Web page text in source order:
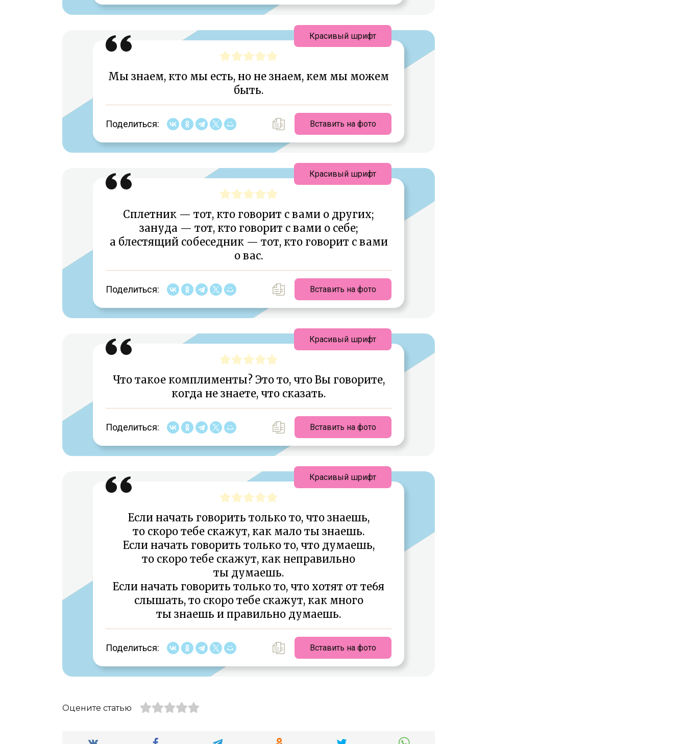
Мы знаем, кто мы есть, но не знаем, кем мы можем
быть.
Поделиться: Вставить на фото
Красивый шрифт
Сплетник — тот, кто говорит с вами о других;
зануда — тот, кто говорит с вами о себе;
а блестящий собеседник — тот, кто говорит с вами
о вас.
Поделиться: Вставить на фото
Красивый шрифт
Что такое комплименты? Это то, что Вы говорите,
когда не знаете, что сказать.
Поделиться: Вставить на фото
Красивый шрифт
Если начать говорить только то, что знаешь,
то скоро тебе скажут, как мало ты знаешь.
Если начать говорить только то, что думаешь,
то скоро тебе скажут, как неправильно
ты думаешь.
Если начать говорить только то, что хотят от те6я
слышать, то скоро тебе скажут, как много
ты знаешь и правильно думаешь.
Поделиться: Вставить на фото
Красивый шрифт
Оцените статью